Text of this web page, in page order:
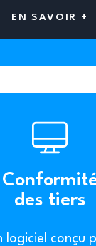
EN SAVOIR +
des tiers
logiciel conçu